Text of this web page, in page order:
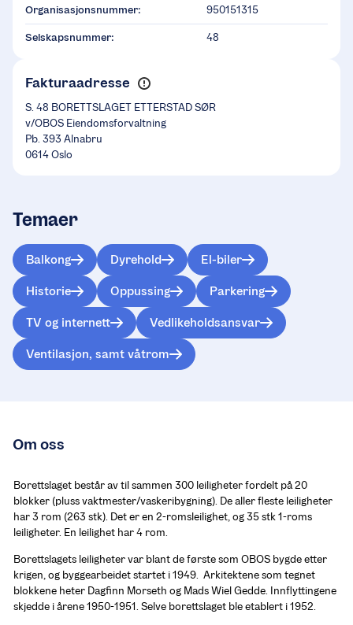
Organisasjonsnummer: 950151315
Selskapsnummer: 48
Fakturaadresse
S. 48 BORETTSLAGET ETTERSTAD SØR
v/OBOS Eiendomsforvaltning
Pb. 393 Alnabru
0614 Oslo
Temaer
Balkong Dyrehold El-biler
Historie Oppussing Parkering
TV og internett Vedlikeholdsansvar
Ventilasjon, samt våtrom
Om oss
Borettslaget består av til sammen 300 leiligheter fordelt på 20
blokker (pluss vaktmester/vaskeribygning). De aller fleste leiligheter
har 3 rom (263 stk). Det er en 2-romsleilighet, og 35 stk 1-roms
leiligheter. En leilighet har 4 rom.
Borettslagets leiligheter var blant de første som OBOS bygde etter
krigen, og byggearbeidet startet i 1949.  Arkitektene som tegnet
blokkene heter Dagfinn Morseth og Mads Wiel Gedde. Innflyttingene
skjedde i årene 1950-1951. Selve borettslaget ble etablert i 1952.